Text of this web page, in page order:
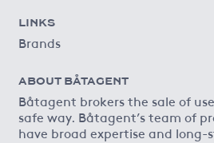
LINKS
Brands
ABOUT BÅTAGENT
Båtagent brokers the sale of
safe way. Båtagent’s team of
have broad expertise and long-